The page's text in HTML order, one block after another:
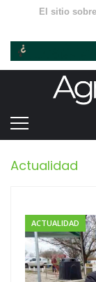
El sitio
Actualidad
ACTUALIDAD